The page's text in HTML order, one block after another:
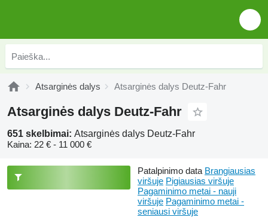
Atsarginės dalys Atsarginės dalys Deutz-Fahr
Atsarginės dalys Deutz-Fahr
651 skelbimai: Atsarginės dalys Deutz-Fahr
Kaina: 22 € - 11 000 €
Patalpinimo data Brangiausias
viršuje Pigiausias viršuje
Pagaminimo metai - nauji
viršuje Pagaminimo metai -
seniausi viršuje